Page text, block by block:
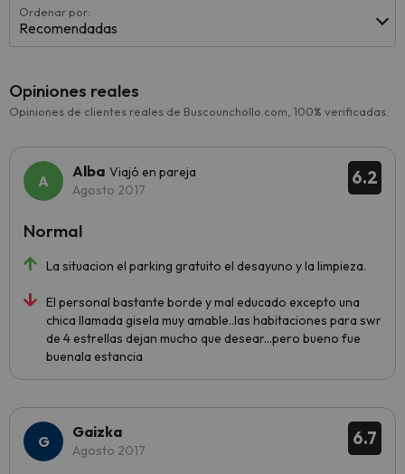
Ordenar por:
Recomendadas
Opiniones reales
Opiniones de clientes reales de Buscounchollo.com, 100% verificadas.
6.2
Alba Viajó en pareja
Agosto 2017
La situacion el parking gratuito el desayuno y la limpieza.
El personal bastante borde y mal educado excepto una
chica llamada gisela muy amable..las habitaciones para swr
de 4 estrellas dejan mucho que desear...pero bueno fue
buenala estancia
Normal
6.7
Gaizka
Agosto 2017